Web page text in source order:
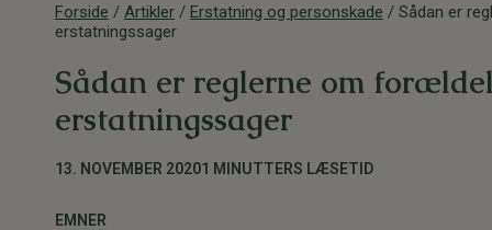
Forside / Artikler / Erstatning og personskade / Sådan er
erstatningssager
Sådan er reglerne om
erstatningssager
13. NOVEMBER 20201 MINUTTERS LÆSETID
EMNER